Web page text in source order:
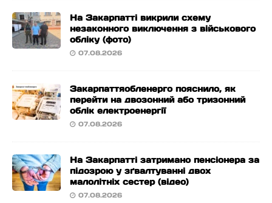
На Закарпатті викрили схему
незаконного виключення з військового
обліку (фото)
07.08.2026
Закарпаттяобленерго пояснило, як
перейти на двозонний або тризонний
облік електроенергії
07.08.2026
На Закарпатті затримано пенсіонера за
підозрою у зґвалтуванні двох
малолітніх сестер (відео)
07.08.2026